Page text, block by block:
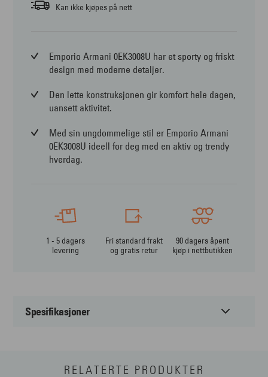
Kan ikke kjøpes på nett
Emporio Armani 0EK3008U har et sporty og friskt
design med moderne detaljer.
Den lette konstruksjonen gir komfort hele dagen,
uansett aktivitet.
Med sin ungdommelige stil er Emporio Armani
0EK3008U ideell for deg med en aktiv og trendy
hverdag.
1 - 5 dagers
levering
Fri standard frakt
og gratis retur
90 dagers åpent
kjøp i nettbutikken
Spesifikasjoner
RELATERTE PRODUKTER